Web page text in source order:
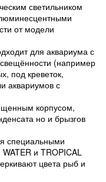
светильником
от модели
для аквариума с
(например
под креветок,
аквариумов с
корпусом,
но и брызгов
специальными
и TROPICAL
цвета рыб и